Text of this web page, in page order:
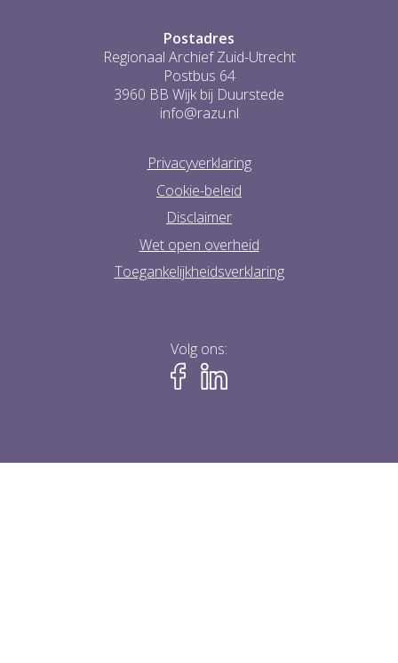
Postadres
Regionaal Archief Zuid-Utrecht
Postbus 64
3960 BB Wijk bij Duurstede
info@razu.nl
Privacyverklaring
Cookie-beleid
Disclaimer
Wet open overheid
Toegankelijkheidsverklaring
Volg ons: